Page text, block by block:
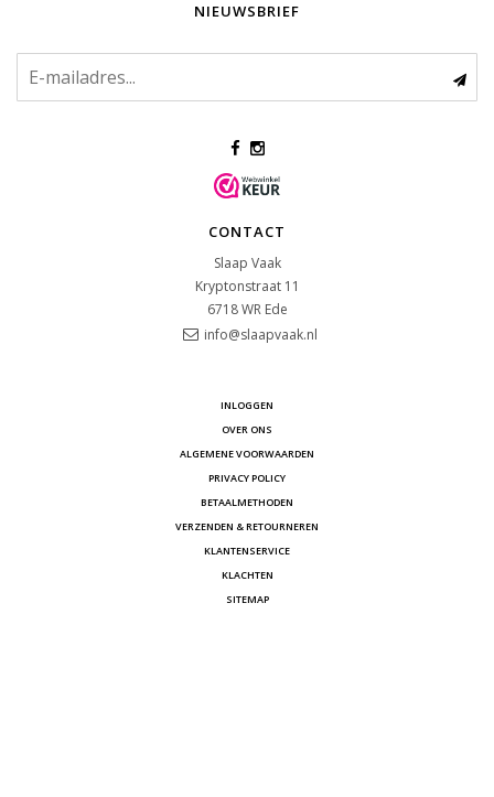
NIEUWSBRIEF
CONTACT
Slaap Vaak
Kryptonstraat 11
6718 WR Ede
info@slaapvaak.nl
INLOGGEN
OVER ONS
ALGEMENE VOORWAARDEN
PRIVACY POLICY
BETAALMETHODEN
VERZENDEN & RETOURNEREN
KLANTENSERVICE
KLACHTEN
SITEMAP